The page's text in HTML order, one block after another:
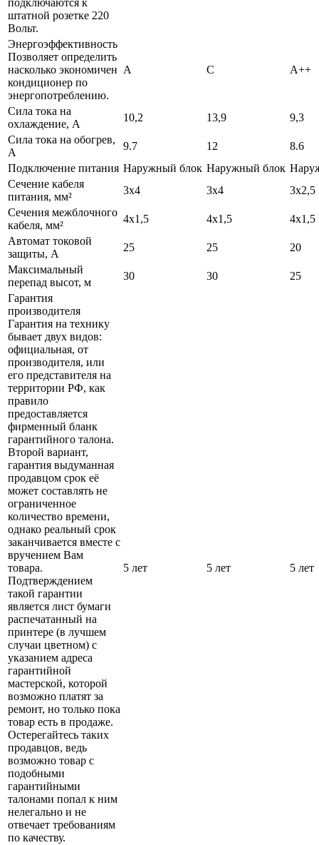
подключаются к
штатной розетке 220
Вольт.
Энергоэффективность
Позволяет определить
насколько экономичен
кондиционер по
энергопотреблению.
A C A++
Сила тока на
охлаждение, А
10,2 13,9
9,3
Сила тока на обогрев,
А
9.7 12
8.6
Подключение питания Наружный блок Наружный блок
Сечение кабеля
питания, мм²
3х4 3х4
3х2,5
Сечения межблочного
кабеля, мм²
4х1,5 4х1,5
4х1,5
Автомат токовой
защиты, А
25 25
20
Максимальный
перепад высот, м
30 30
25
Гарантия
производителя
Гарантия на технику
бывает двух видов:
официальная, от
производителя, или
его представителя на
территории РФ, как
правило
предоставляется
фирменный бланк
гарантийного талона.
Второй вариант,
гарантия выдуманная
продавцом срок её
может составлять не
ограниченное
количество времени,
однако реальный срок
заканчивается вместе с
вручением Вам
товара.
Подтверждением
такой гарантии
является лист бумаги
распечатанный на
принтере (в лучшем
случаи цветном) с
указанием адреса
гарантийной
мастерской, которой
возможно платят за
ремонт, но только пока
товар есть в продаже.
Остерегайтесь таких
продавцов, ведь
возможно товар с
подобными
гарантийными
талонами попал к ним
нелегально и не
отвечает требованиям
по качеству.
5 лет 5 лет 5 лет